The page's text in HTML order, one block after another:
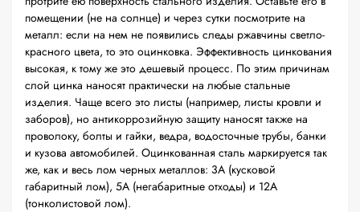
помещении (не на солнце) и через сутки посмотрите на
металл: если на нем не появились следы ржавчины светло-
красного цвета, то это оцинковка. Эффективность цинкования
высокая, к тому же это дешевый процесс. По этим причинам
слой цинка наносят практически на любые стальные
изделия. Чаще всего это листы (например, листы кровли и
заборов), но антикоррозийную защиту наносят также на
проволоку, болты и гайки, ведра, водосточные трубы, банки
и кузова автомобилей. Оцинкованная сталь маркируется так
же, как и весь лом черных металлов: 3А (кусковой
габаритный лом), 5А (негабаритные отходы) и 12А
(тонколистовой лом).